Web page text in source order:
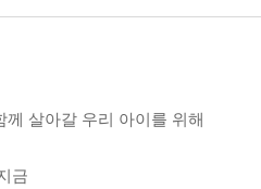
께 살아갈 우리 아이를 위해
금